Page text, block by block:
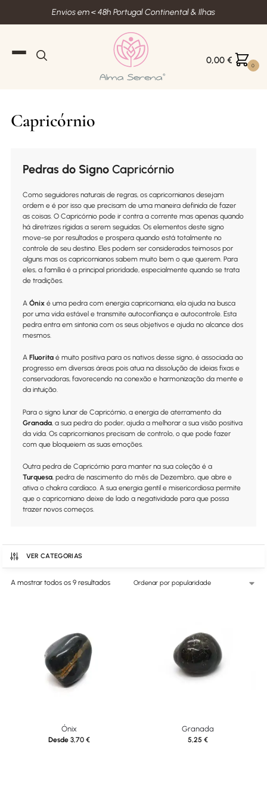
Envios em < 48h Portugal Continental & Ilhas
0,00 € 0
Capricórnio
Pedras do Signo Capricórnio
Como seguidores naturais de regras, os capricornianos desejam
ordem e é por isso que precisam de uma maneira definida de fazer
as coisas. O Capricórnio pode ir contra a corrente mas apenas quando
há diretrizes rígidas a serem seguidas. Os elementos deste signo
move-se por resultados e prospera quando está totalmente no
controle de seu destino. Eles podem ser considerados teimosos por
alguns mas os capricornianos sabem muito bem o que querem. Para
eles, a família é a principal prioridade, especialmente quando se trata
de tradições.
A Ónix é uma pedra com energia capricorniana, ela ajuda na busca
por uma vida estável e transmite autoconfiança e autocontrole. Esta
pedra entra em sintonia com os seus objetivos e ajuda no alcance dos
mesmos.
A Fluorita é muito positiva para os nativos desse signo, é associada ao
progresso em diversas áreas pois atua na dissolução de ideias fixas e
conservadoras, favorecendo na conexão e harmonização da mente e
da intuição.
Para o signo lunar de Capricórnio, a energia de aterramento da
Granada, a sua pedra do poder, ajuda a melhorar a sua visão positiva
da vida. Os capricornianos precisam de controlo, o que pode fazer
com que bloqueiem as suas emoções.
Outra pedra de Capricórnio para manter na sua coleção é a
Turquesa, pedra de nascimento do mês de Dezembro, que abre e
ativa o chakra cardíaco. A sua energia gentil e misericordiosa permite
que o capricorniano deixe de lado a negatividade para que possa
trazer novos começos.
VER CATEGORIAS
A mostrar todos os 9 resultados
Ónix
Desde 3,70 €
Granada
5,25 €